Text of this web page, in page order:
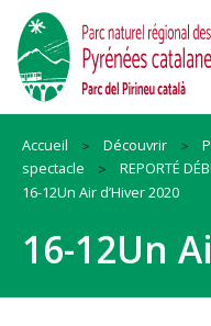
Accueil Découvrir
spectacle
REPORTÉ
16-12Un Air d’Hiver 2020
16-12Un